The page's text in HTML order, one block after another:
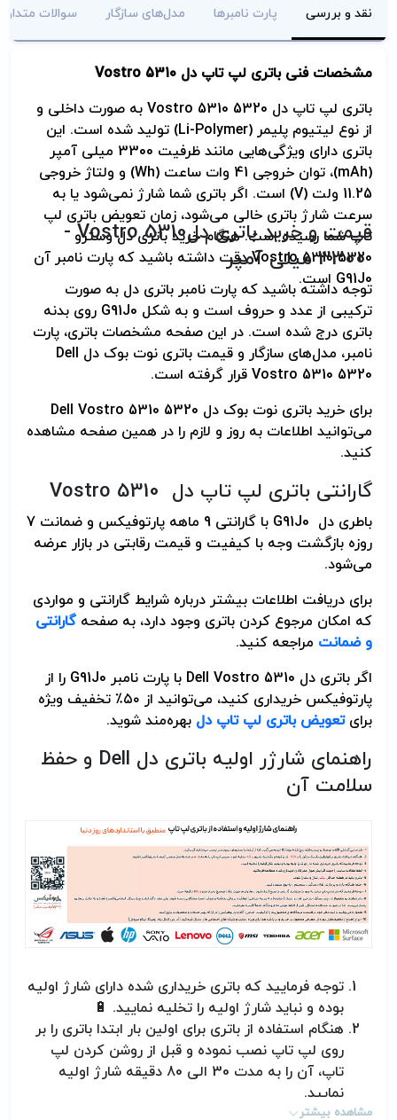
نقد و بررسی پارت نامبرها مدل‌های سازگار سوالات
مشخصات فنی باتری لپ تاپ دل Vostro 5310
باتری لپ تاپ دل Vostro 5310 5320 به صورت داخلی و
از نوع لیتیوم پلیمر (Li-Polymer) تولید شده است. این
باتری دارای ویژگی‌هایی مانند ظرفیت 3300 میلی آمپر
(
mAh)، توان خروجی 41 وات ساعت ( Wh) و ولتاژ خروجی
11.25 ولت (
V) است. اگر باتری شما شارژ نمی‌شود یا به
سرعت شارژ باتری خالی می‌شود، زمان تعویض باتری لپ
تاپ شما رسیده است. هنگام خرید باتری دل وسترو
Vostro 5310 5320دقت داشته باشید که پارت نامبر آن
G91J0 است.
قیمت و خرید باتری دل- Vostro 5310
3300 میلی آمپر
توجه داشته باشید که پارت نامبر باتری دل به صورت
ترکیبی از عدد و حروف است و به شکل G91J0 روی بدنه
باتری درج شده است. در این صفحه مشخصات باتری، پارت
نامبر، مدل‌های سازگار و قیمت باتری نوت بوک دل Dell
Vostro 5310 5320 قرار گرفته است.
برای خرید باتری نوت بوک دل Dell Vostro 5310 5320
می‌توانید اطلاعات به روز و لازم را در همین صفحه مشاهده
کنید.
گارانتی باتری لپ تاپ دل Vostro 5310
باطری دل G91J0
با گارانتی 9 ماهه پارتوفیکس و ضمانت 7
روزه بازگشت وجه با کیفیت و قیمت رقابتی در بازار عرضه
می‌شود.
برای دریافت اطلاعات بیشتر درباره شرایط گارانتی و مواردی
که امکان مرجوع کردن باتری وجود دارد، به صفحهگارانتی
و ضمانت مراجعه کنید.
اگر باتری دل Dell Vostro 5310 با پارت نامبر G91J0 را از
پارتوفیکس خریداری کنید، می‌توانید از ۵۰٪ تخفیف ویژه
برایتعویض باتری لپ تاپ دل بهره‌مند شوید.
راهنمای شارژر اولیه باتری دل Dell و حفظ
سلامت آن
توجه فرمایید که باتری خریداری شده دارای شارژ اولیه
بوده و نباید شارژ اولیه را تخلیه نمایید. 🔋
هنگام استفاده از باتری برای اولین بار ابتدا باتری را بر
روی لپ تاپ نصب نموده و قبل از روشن کردن لپ
تاپ، آن را به مدت 30 الی 80 دقیقه شارژ اولیه
نمایید.
مشاهده بیشتر